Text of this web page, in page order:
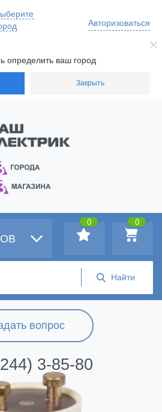
определить ваш город
Закрыть
Авторизоваться
вопрос
3-85-80
0
0